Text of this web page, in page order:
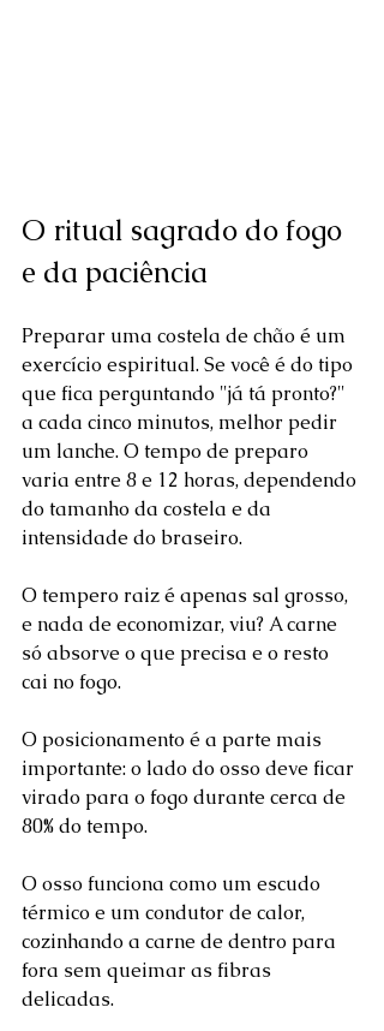
O ritual sagrado do fogo
e da paciência
Preparar uma costela de chão é um
exercício espiritual. Se você é do tipo
que fica perguntando "já tá pronto?"
a cada cinco minutos, melhor pedir
um lanche. O tempo de preparo
varia entre 8 e 12 horas, dependendo
do tamanho da costela e da
intensidade do braseiro.
O tempero raiz é apenas sal grosso,
e nada de economizar, viu? A carne
só absorve o que precisa e o resto
cai no fogo.
O posicionamento é a parte mais
importante: o lado do osso deve ficar
virado para o fogo durante cerca de
80% do tempo.
O osso funciona como um escudo
térmico e um condutor de calor,
cozinhando a carne de dentro para
fora sem queimar as fibras
delicadas.